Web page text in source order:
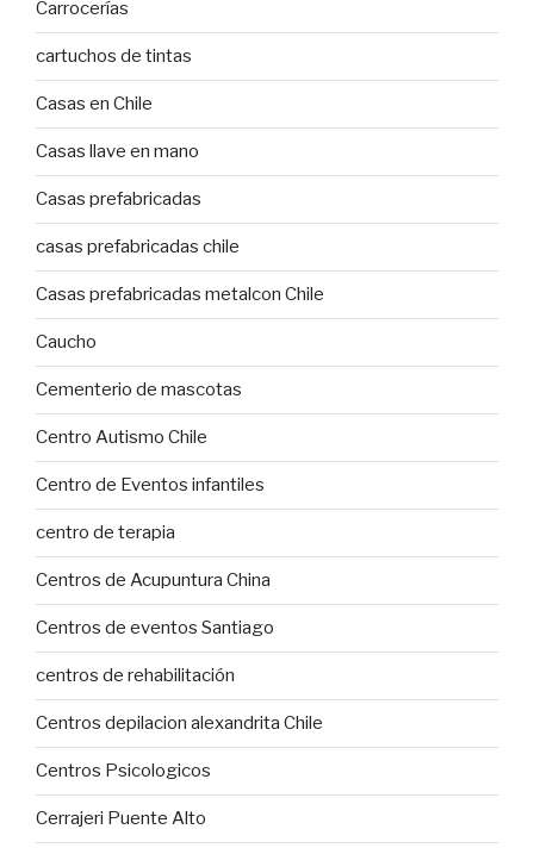
Carrocerías
cartuchos de tintas
Casas en Chile
Casas llave en mano
Casas prefabricadas
casas prefabricadas chile
Casas prefabricadas metalcon Chile
Caucho
Cementerio de mascotas
Centro Autismo Chile
Centro de Eventos infantiles
centro de terapia
Centros de Acupuntura China
Centros de eventos Santiago
centros de rehabilitación
Centros depilacion alexandrita Chile
Centros Psicologicos
Cerrajeri Puente Alto